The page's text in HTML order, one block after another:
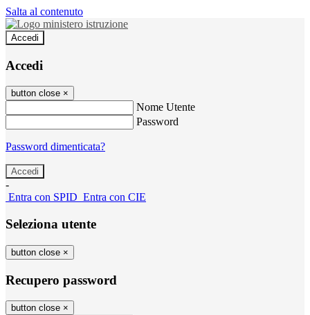
Salta al contenuto
Accedi
Accedi
button close ×
Nome Utente
Password
Password dimenticata?
-
Entra con SPID Entra con CIE
Seleziona utente
button close ×
Recupero password
button close ×